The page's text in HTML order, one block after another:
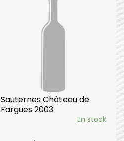
Sauternes Château de
Fargues 2003
En stock